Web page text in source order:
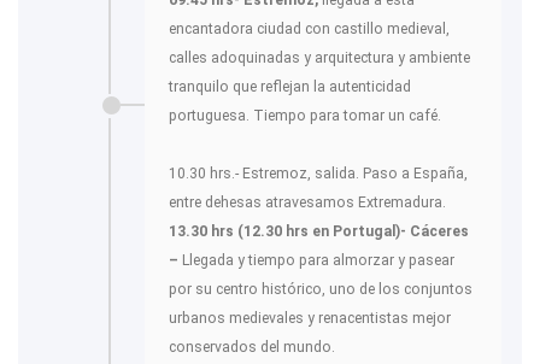
encantadora ciudad con castillo medieval,
calles adoquinadas y arquitectura y ambiente
tranquilo que reflejan la autenticidad
portuguesa. Tiempo para tomar un café.
10.30 hrs.- Estremoz, salida. Paso a España,
entre dehesas atravesamos Extremadura.
13.30 hrs (12.30 hrs en Portugal)- Cáceres
– Llegada y tiempo para almorzar y pasear
por su centro histórico, uno de los conjuntos
urbanos medievales y renacentistas mejor
conservados del mundo.